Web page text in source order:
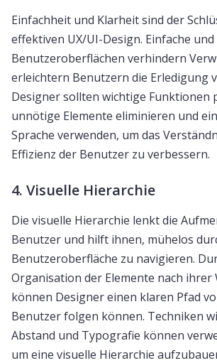
Einfachheit und Klarheit sind der
effektiven UX/UI-Design. Einfache
Benutzeroberflächen verhindern
erleichtern Benutzern die Erledigung
Designer sollten wichtige Funktionen
unnötige Elemente eliminieren und
Sprache verwenden, um das
Effizienz der Benutzer zu verbessern.
4. Visuelle Hierarchie
Die visuelle Hierarchie lenkt die
Benutzer und hilft ihnen, mühelos
Benutzeroberfläche zu navigieren.
Organisation der Elemente nach ihrer
können Designer einen klaren Pfad
Benutzer folgen können. Techniken
Abstand und Typografie können
um eine visuelle Hierarchie